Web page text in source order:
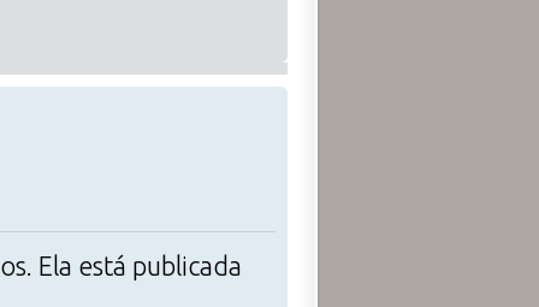
Ela está publicada